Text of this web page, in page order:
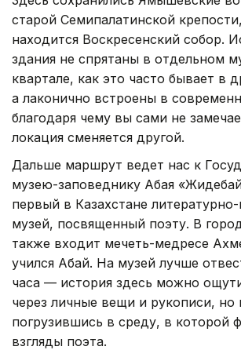
старой Семипалатинской
находится Воскресенский собор.
здания не спрятаны в отдельном
квартале, как это часто бывает в
а лаконично встроены в
благодаря чему вы сами не
локация сменяется другой.
Дальше маршрут ведет нас к
музею-заповеднику Абая «Жидебай-
первый в Казахстане
музей, посвященный поэту. В
также входит мечеть-медресе
учился Абай. На музей лучше
часа — история здесь можно
через личные вещи и рукописи, но
погрузившись в среду, в которой
взгляды поэта.